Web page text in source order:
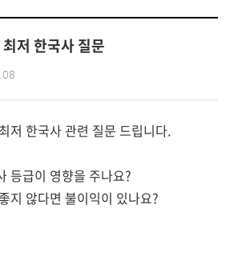
저 한국사 질문
저 한국사 관련 질문 드립니다.
등급이 영향을 주나요?
지 않다면 불이익이 있나요?